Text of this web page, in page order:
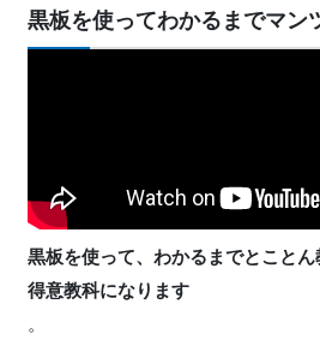
黒板を使ってわかるまでマン
黒板を使って、わかるまでとこと
得意教科になります
。